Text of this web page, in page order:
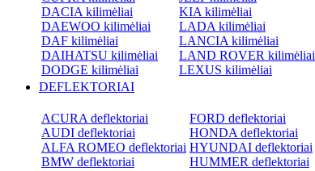
DACIA kilimėliai
DAEWOO kilimėliai
DAF kilimėliai
DAIHATSU kilimėliai
DODGE kilimėliai
KIA kilimėliai
LADA kilimėliai
LANCIA kilimėliai
LAND ROVER kilimėliai
LEXUS kilimėliai
DEFLEKTORIAI
ACURA deflektoriai
AUDI deflektoriai
ALFA ROMEO deflektoriai
BMW deflektoriai
FORD deflektoriai
HONDA deflektoriai
HYUNDAI deflektoriai
HUMMER deflektoriai